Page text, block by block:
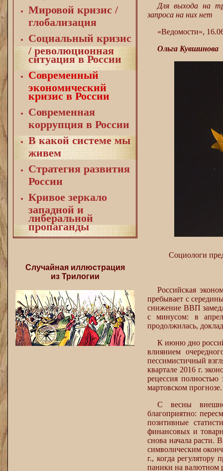
Мировой кризис /
глобализация
Социальный кризис
/ революционная
ситуация в России
Современный
экономический
кризис в России
Современная
коррупция в России
В какой системе мы
живем
Стратегия развития
России
Кривое зеркало
западной и
либеральной
пропаганды
Случайная иллюстрация
из Трилогии
Для выхода на
запроса на них нет
«Ведомости»,
Ольга Кувшинова
Социологи
Российская
пребывает с
снижение ВВП
с минусом: в
продолжилась,
К июню дно
влиянием
пессимистичный
квартале 2016 г.
рецессия
мартовском прогнозе.
С весны
благоприятно:
позитивные
финансовых и
снова начала расти.
символическим
г., когда регулятору
паники на валютном